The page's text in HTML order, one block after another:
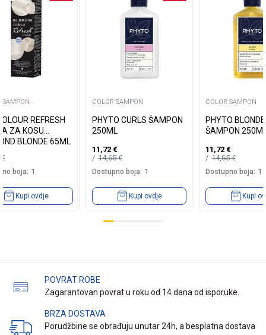
SAMPON
REFRESH
ZA KOSU
BLONDE 65ML
€
boja: 1
Kupi ovdje
COLOR SAMPON
PHYTO CURLS ŠAMPON
250ML
11,72 €
14,65€
Dostupno boja: 1
Kupi ovdje
COLOR SAMPON
PHYTO BLONDE
ŠAMPON
11,72 €
14,65€
Dostupno boja: 1
Kupi
POVRAT ROBE
Zagarantovan povrat u roku od 14 dana od isporuke.
BRZA DOSTAVA
Porudžbine se obrađuju unutar 24h, a besplatna dostava